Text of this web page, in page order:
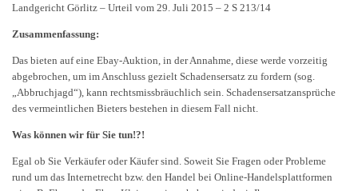
Landgericht Görlitz – Urteil vom 29. Juli 2015 – 2 S 213/14
Zusammenfassung:
Das bieten auf eine Ebay-Auktion, in der Annahme, diese werde vorzeitig
abgebrochen, um im Anschluss gezielt Schadensersatz zu fordern (sog.
„Abbruchjagd“), kann rechtsmissbräuchlich sein. Schadensersatzansprüche
des vermeintlichen Bieters bestehen in diesem Fall nicht.
Was können wir für Sie tun!?!
Egal ob Sie Verkäufer oder Käufer sind. Soweit Sie Fragen oder Probleme
rund um das Internetrecht bzw. den Handel bei Online-Handelsplattformen